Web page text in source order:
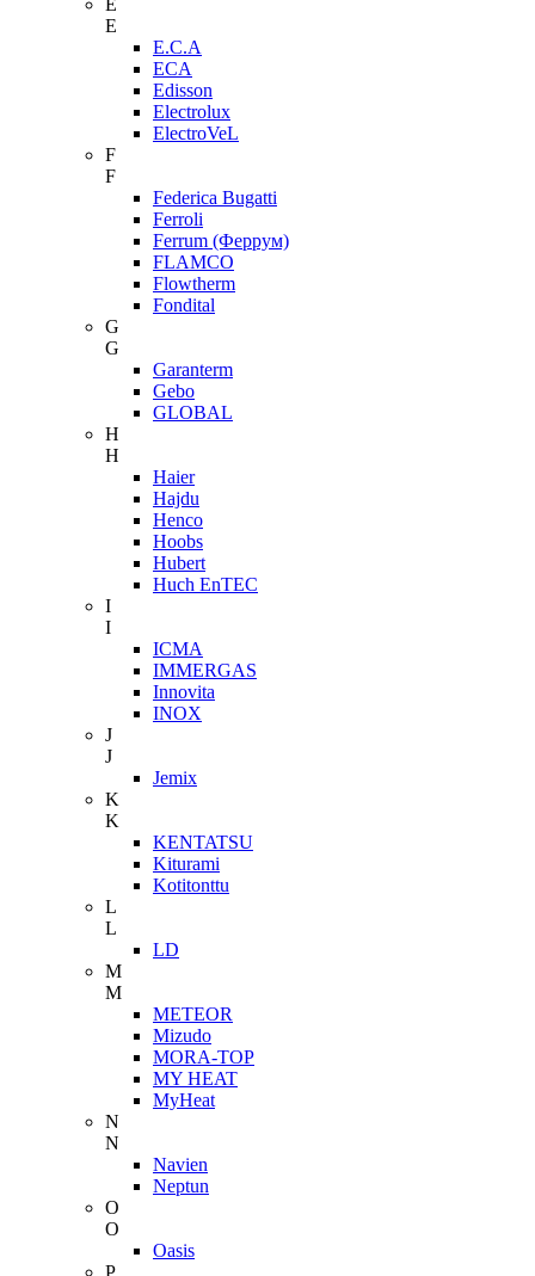
E
E
E.C.A
ECA
Edisson
Electrolux
ElectroVeL
F
F
Federica Bugatti
Ferroli
Ferrum (Феррум)
FLAMCO
Flowtherm
Fondital
G
G
Garanterm
Gebo
GLOBAL
H
H
Haier
Hajdu
Henco
Hoobs
Hubert
Huch EnTEC
I
I
ICMA
IMMERGAS
Innovita
INOX
J
J
Jemix
K
K
KENTATSU
Kiturami
Kotitonttu
L
L
LD
M
M
METEOR
Mizudo
MORA-TOP
MY HEAT
MyHeat
N
N
Navien
Neptun
O
O
Oasis
P